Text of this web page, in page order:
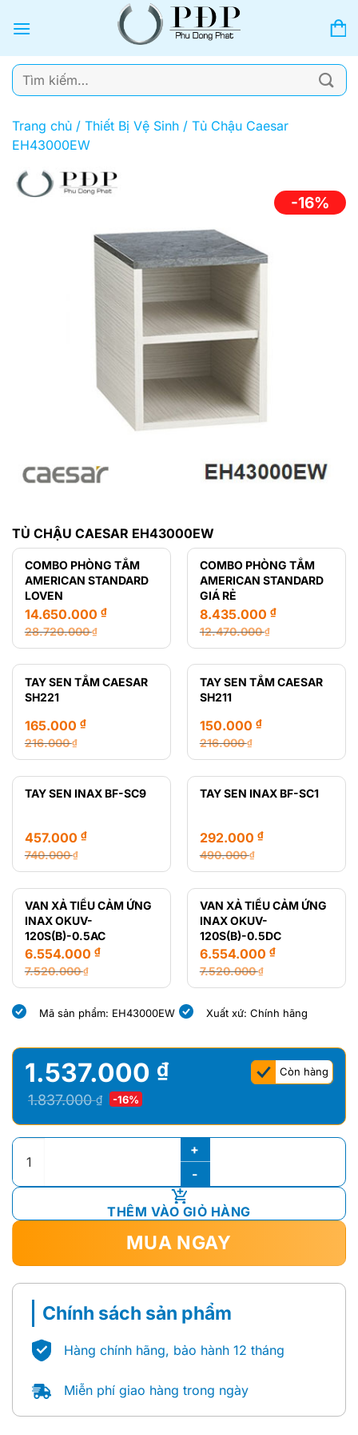
qua
dung
Tìm
kiếm:
Trang chủ / Thiết Bị Vệ Sinh / Tủ Chậu Caesar
EH43000EW
-16%
TỦ CHẬU CAESAR EH43000EW
COMBO PHÒNG TẮM
AMERICAN STANDARD
LOVEN
28.720.000₫
Giá
gốc
là:
28.720.000 ₫.
14.650.000 ₫
Giá
hiện
tại
là:
COMBO PHÒNG TẮM
AMERICAN STANDARD
GIÁ RẺ
12.470.000₫
Giá
gốc
là:
12.470.000 ₫.
8.435.000 ₫
Giá
hiện
tại
là:
TAY SEN TẮM CAESAR
SH221
216.000₫
Giá
gốc
là:
165.000 ₫
Giá
hiện
tại
TAY SEN TẮM CAESAR
SH211
216.000₫
Giá
gốc
là:
150.000 ₫
Giá
hiện
tại
TAY SEN INAX BF-SC9
740.000₫
Giá
gốc
là:
740.000 ₫.
457.000 ₫
Giá
hiện
tại
là:
457.000 ₫.
TAY SEN INAX BF-SC1
490.000₫
Giá
gốc
là:
490.000 ₫.
292.000 ₫
Giá
hiện
tại
là:
292.000 ₫.
VAN XẢ TIỂU CẢM ỨNG
INAX OKUV-
120S(B)-0.5AC
7.520.000₫
Giá
gốc
là:
6.554.000 ₫
Giá
hiện
tại
6.554.000 ₫.
VAN XẢ TIỂU CẢM ỨNG
INAX OKUV-
120S(B)-0.5DC
7.520.000₫
Giá
là:
6.554.000 ₫
Giá
tại
6.554.000 ₫.
Mã sản phẩm: EH43000EW Xuất xứ: Chính hãng
1.837.000₫
Giá
là:
1.837.000 ₫.
1.537.000 ₫
Giá
tại
là:
1.537.000 ₫.
-16%
Còn hàng
Tủ Chậu Caesar EH43000EW số lượng
THÊM VÀO GIỎ HÀNG
MUA NGAY
Chính sách sản phẩm
Hàng chính hãng, bảo hành 12 tháng
Miễn phí giao hàng trong ngày